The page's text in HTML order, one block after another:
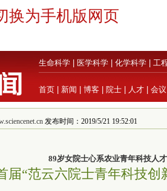
换为手机版网页
生命科学 医学科学 化学科学 工
首页 新闻 博客 院士 人才 会议
发布时间：2019/5/21 19:52:01
89岁女院士心系农业青年科技人才
届“范云六院士青年科技创